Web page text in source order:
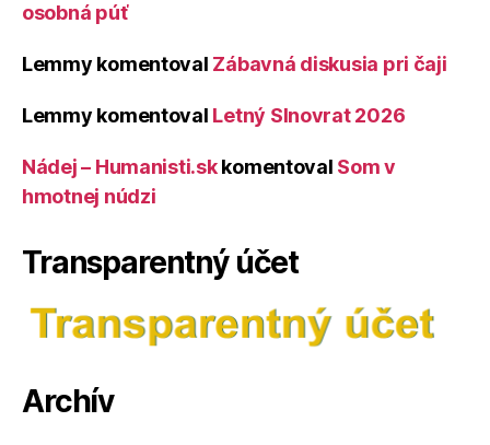
osobná púť
Lemmy komentoval Zábavná diskusia pri čaji
Lemmy komentoval Letný Slnovrat 2026
Nádej – Humanisti.skkomentoval Som v
hmotnej núdzi
Transparentný účet
Archív